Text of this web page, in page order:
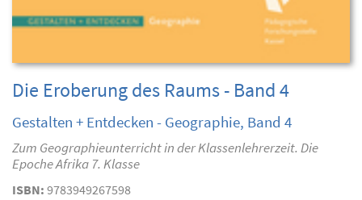
Die Eroberung des Raums - Band 4
Gestalten + Entdecken - Geographie, Band 4
Zum Geographieunterricht in der Klassenlehrerzeit. Die
Epoche Afrika 7. Klasse
ISBN: 9783949267598